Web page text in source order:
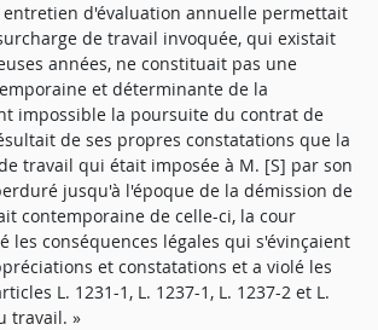
d'évaluation annuelle permettait
de travail invoquée, qui existait
années, ne constituait pas une
et déterminante de la
impossible la poursuite du contrat de
de ses propres constatations que la
travail qui était imposée à M. [S] par son
jusqu'à l'époque de la démission de
contemporaine de celle-ci, la cour
les conséquences légales qui s'évinçaient
et constatations et a violé les
L. 1231-1, L. 1237-1, L. 1237-2 et L.
travail. »